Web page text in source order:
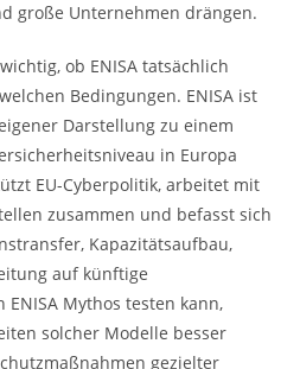
große Unternehmen drängen.
ob ENISA tatsächlich
Bedingungen. ENISA ist
Darstellung zu einem
in Europa
EU-Cyberpolitik, arbeitet mit
zusammen und befasst sich
Kapazitätsaufbau,
auf künftige
Mythos testen kann,
solcher Modelle besser
gezielter